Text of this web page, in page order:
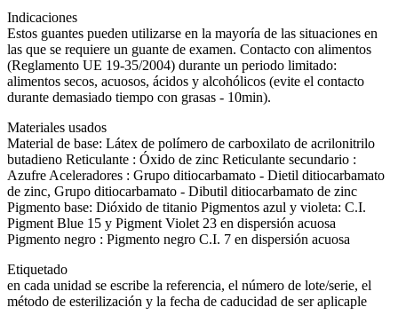
Indicaciones
Estos guantes pueden utilizarse en la mayoría de las situaciones en
las que se requiere un guante de examen. Contacto con alimentos
(Reglamento UE 19-35/2004) durante un periodo limitado:
alimentos secos, acuosos, ácidos y alcohólicos (evite el contacto
durante demasiado tiempo con grasas - 10min).
Materiales usados
Material de base: Látex de polímero de carboxilato de acrilonitrilo
butadieno Reticulante : Óxido de zinc Reticulante secundario :
Azufre Aceleradores : Grupo ditiocarbamato - Dietil ditiocarbamato
de zinc, Grupo ditiocarbamato - Dibutil ditiocarbamato de zinc
Pigmento base: Dióxido de titanio Pigmentos azul y violeta: C.I.
Pigment Blue 15 y Pigment Violet 23 en dispersión acuosa
Pigmento negro : Pigmento negro C.I. 7 en dispersión acuosa
Etiquetado
en cada unidad se escribe la referencia, el número de lote/serie, el
método de esterilización y la fecha de caducidad de ser aplicaple